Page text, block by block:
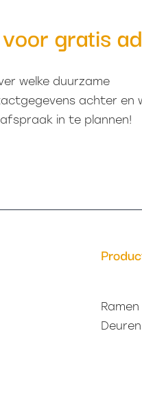
gratis
welke duurzame
achter en
in te plannen!
Ramen
Deuren